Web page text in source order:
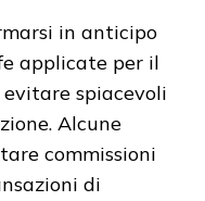
in anticipo
applicate per il
spiacevoli
Alcune
commissioni
di